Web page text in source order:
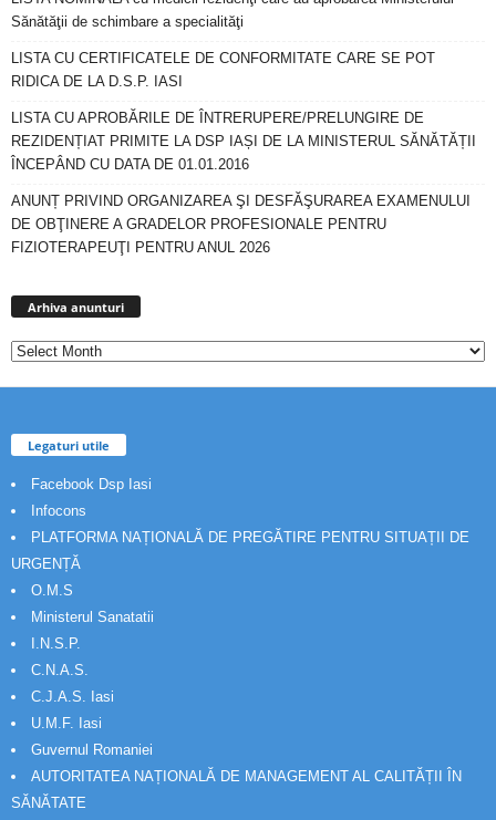
Sănătăţii de schimbare a specialităţi
LISTA CU CERTIFICATELE DE CONFORMITATE CARE SE POT
RIDICA DE LA D.S.P. IASI
LISTA CU APROBĂRILE DE ÎNTRERUPERE/PRELUNGIRE DE
REZIDENȚIAT PRIMITE LA DSP IAȘI DE LA MINISTERUL SĂNĂTĂȚII
ÎNCEPÂND CU DATA DE 01.01.2016
ANUNȚ PRIVIND ORGANIZAREA ŞI DESFĂŞURAREA EXAMENULUI
DE OBŢINERE A GRADELOR PROFESIONALE PENTRU
FIZIOTERAPEUŢI PENTRU ANUL 2026
Arhiva anunturi
Legaturi utile
Facebook Dsp Iasi
Infocons
PLATFORMA NAȚIONALĂ DE PREGĂTIRE PENTRU SITUAȚII DE
URGENȚĂ
O.M.S
Ministerul Sanatatii
I.N.S.P.
C.N.A.S.
C.J.A.S. Iasi
U.M.F. Iasi
Guvernul Romaniei
AUTORITATEA NAȚIONALĂ DE MANAGEMENT AL CALITĂȚII ÎN
SĂNĂTATE